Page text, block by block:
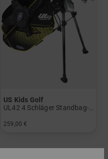
US Kids Golf
259,00 €